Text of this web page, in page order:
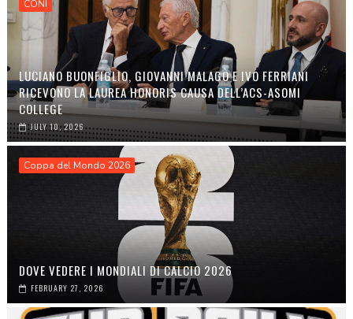
CONI
LUCIANO BUONFIGLIO, GIOVANNI MALAGÒ E IVO FERRIANI
RICEVONO LA LAUREA HONORIS CAUSA DELL’ACS-ASOMI
COLLEGE
JULY 10, 2026
Coppa del Mondo 2026
DOVE VEDERE I MONDIALI DI CALCIO 2026
FEBRUARY 27, 2026